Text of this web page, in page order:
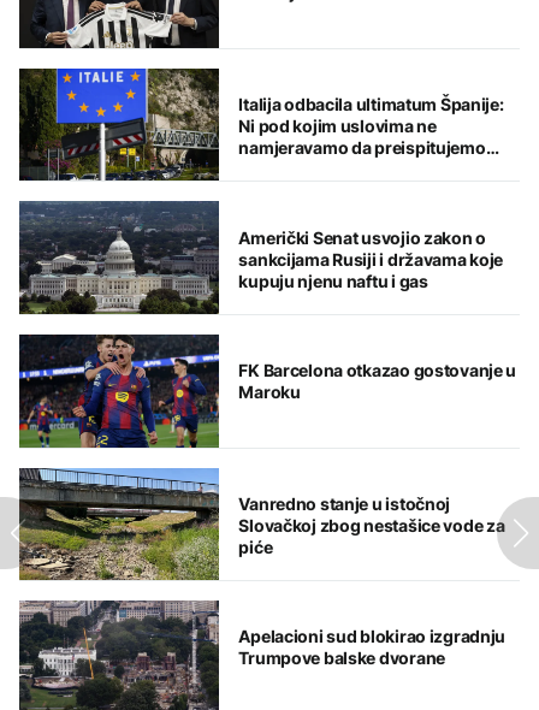
Italija odbacila ultimatum Španije:
Ni pod kojim uslovima ne
namjeravamo da preispitujemo
Američki Senat usvojio zakon o
sankcijama Rusiji i državama koje
kupuju njenu naftu i gas
FK Barcelona otkazao gostovanje u
Maroku
Vanredno stanje u istočnoj
Slovačkoj zbog nestašice vode za
piće
Apelacioni sud blokirao izgradnju
Trumpove balske dvorane